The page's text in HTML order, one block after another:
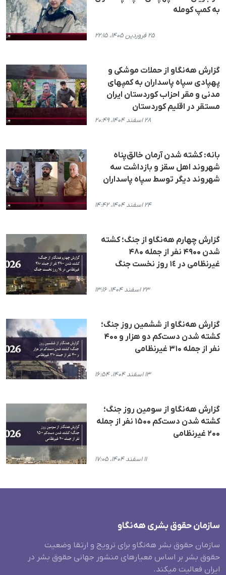
به کمپ کومله
۲۵ فروردین ۱۴۰۵، ۲۲:۱۵
گزارش هەنگاو از حملات موشکی و
پهپادی سپاه پاسداران به کمپهای
مدنی و مقر احزاب کوردستان ایران
مستقر در اقلیم کوردستان
۲۸ اسفند ۱۴۰۴، ۲۰:۴۹
بانه: کشته شدن آرمان خالق‌پناه
شهروند اهل سقز و بازداشت سه
شهروند دیگر توسط سپاه پاسداران
۲۴ اسفند ۱۴۰۴، ۱۴:۴۲
گزارش چهارم هه‌نگاو از جنگ؛ کشته
شدن ۴۹۰۰ نفر از جمله ۴۸۰
غیرنظامی در ١٤ روز نخست جنگ
۲۳ اسفند ۱۴۰۴، ۱۳:۱۶
گزارش هه‌نگاو از ششمین روز جنگ؛
کشته شدن دست‌کم دو هزار و ۴۰۰
نفر از جمله ۳۱۰ غیرنظامی
۱۳ اسفند ۱۴۰۴، ۱۶:۵۴
گزارش هه‌نگاو از سومین روز جنگ؛
کشته شدن دست‌کم ۱۵۰۰ نفر از جمله
۲۰۰ غیرنظامی
۱۱ اسفند ۱۴۰۴، ۱۷:۰۵
سازمان حقوق بشری هەنگاو
سازمان حقوق بشر هه‌نگاو برای ترویج و ارتقا وضعیت
حقوق بشر بر اساس معیارهای منشور جهانی حقوق بشر در
ایران فعالیت میکند.